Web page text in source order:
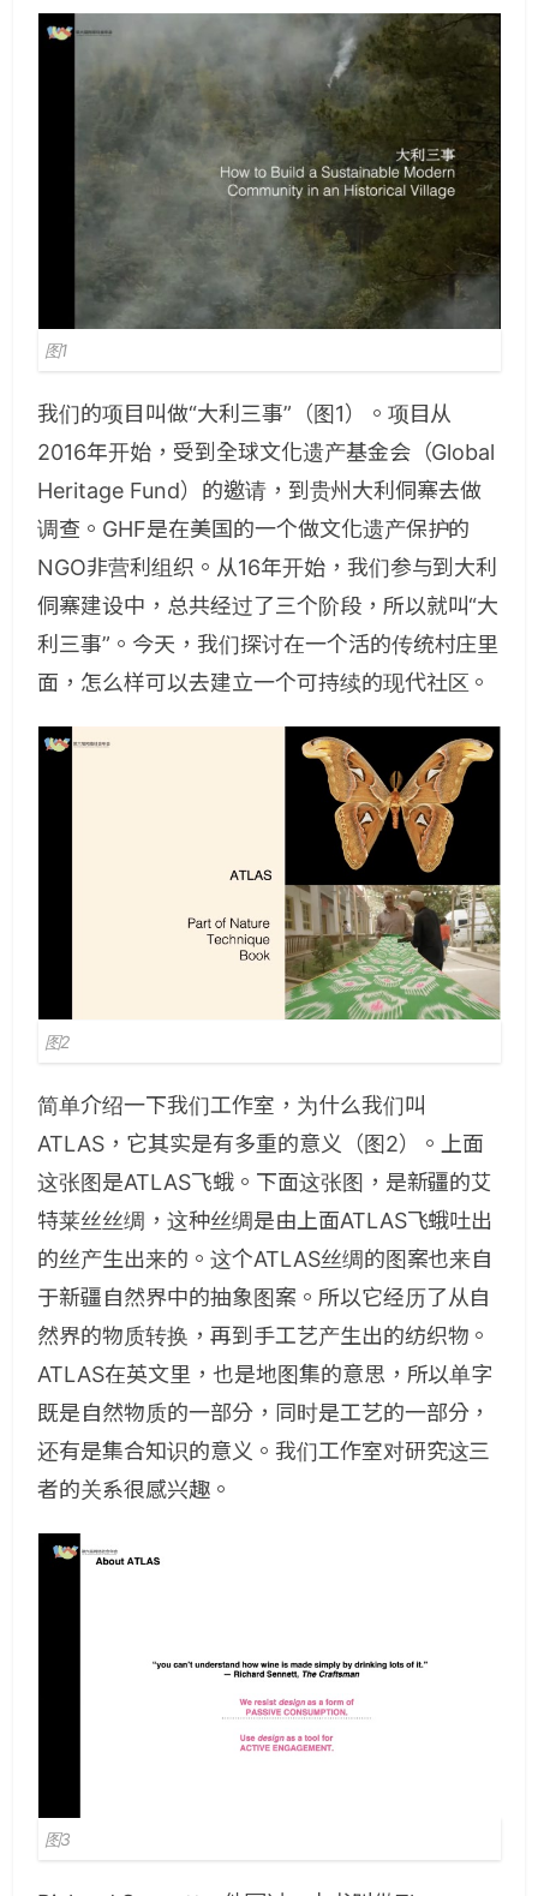
图1
我们的项目叫做“大利三事”（图1）。项目从
2016年开始，受到全球文化遗产基金会（Global
Heritage Fund）的邀请，到贵州大利侗寨去做
调查。GHF是在美国的一个做文化遗产保护的
NGO非营利组织。从16年开始，我们参与到大利
侗寨建设中，总共经过了三个阶段，所以就叫“大
利三事”。今天，我们探讨在一个活的传统村庄里
面，怎么样可以去建立一个可持续的现代社区。
图2
简单介绍一下我们工作室，为什么我们叫
ATLAS，它其实是有多重的意义（图2）。上面
这张图是ATLAS飞蛾。下面这张图，是新疆的艾
特莱丝丝绸，这种丝绸是由上面ATLAS飞蛾吐出
的丝产生出来的。这个ATLAS丝绸的图案也来自
于新疆自然界中的抽象图案。所以它经历了从自
然界的物质转换，再到手工艺产生出的纺织物。
ATLAS在英文里，也是地图集的意思，所以单字
既是自然物质的一部分，同时是工艺的一部分，
还有是集合知识的意义。我们工作室对研究这三
者的关系很感兴趣。
图3